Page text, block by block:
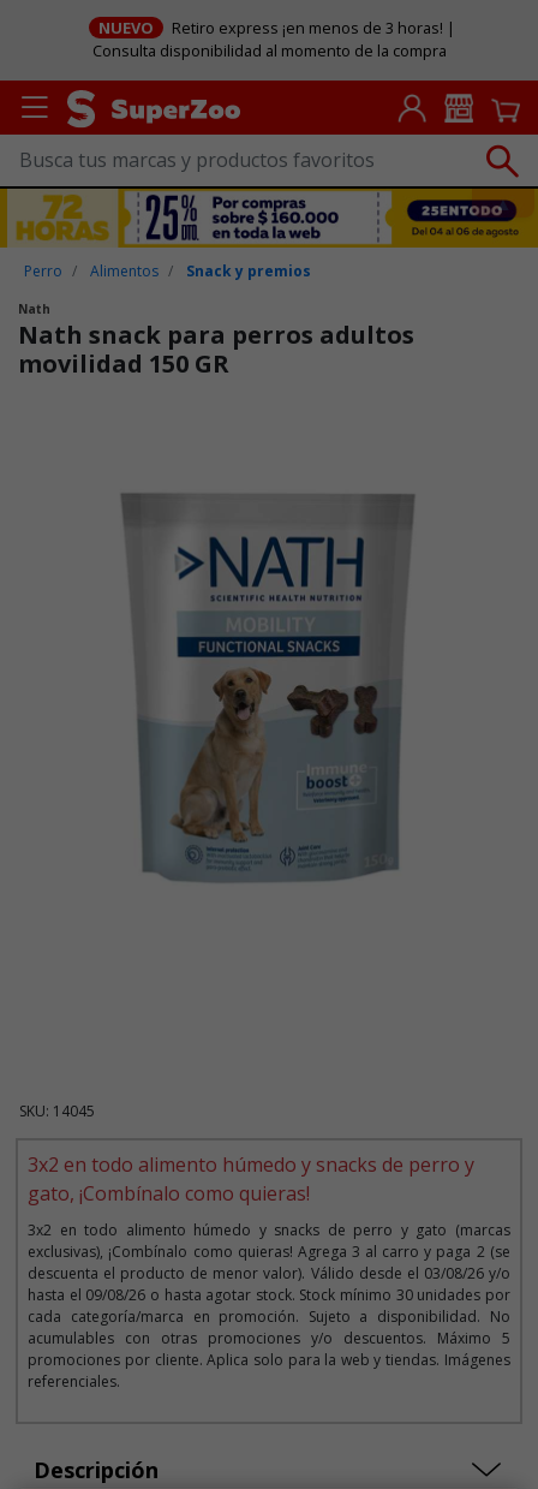
NUEVO
Retiro express ¡en menos de 3 horas! |
Consulta disponibilidad al momento de la compra
Perro Alimentos Snack y premios
Nath
Nath snack para perros adultos
movilidad 150 GR
SKU: 14045
3x2 en todo alimento húmedo y snacks de perro y
gato, ¡Combínalo como quieras!
3x2 en todo alimento húmedo y snacks de perro y gato (marcas
exclusivas), ¡Combínalo como quieras! Agrega 3 al carro y paga 2 (se
descuenta el producto de menor valor). Válido desde el 03/08/26 y/o
hasta el 09/08/26 o hasta agotar stock. Stock mínimo 30 unidades por
cada categoría/marca en promoción. Sujeto a disponibilidad. No
acumulables con otras promociones y/o descuentos. Máximo 5
promociones por cliente. Aplica solo para la web y tiendas. Imágenes
referenciales.
Descripción